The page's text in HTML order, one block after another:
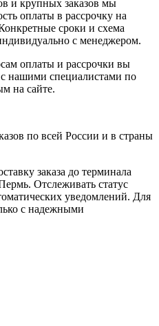
и крупных заказов мы
оплаты в рассрочку на
сроки и схема
с менеджером.
оплаты и рассрочки вы
с нашими специалистами по
на сайте.
по всей России и в страны
заказа до терминала
Отслеживать статус
уведомлений. Для
с надежными